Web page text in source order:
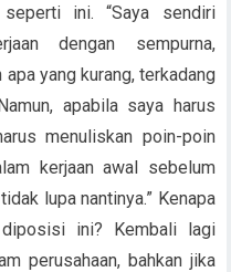
ini. “Saya sendiri
dengan sempurna,
yang kurang, terkadang
apabila saya harus
menuliskan poin-poin
kerjaan awal sebelum
lupa nantinya.” Kenapa
ini? Kembali lagi
perusahaan, bahkan jika